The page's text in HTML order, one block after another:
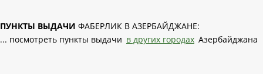
ПУНКТЫ ВЫДАЧИ ФАБЕРЛИК В АЗЕРБАЙДЖАНЕ:
... посмотреть пункты выдачи в других городах Азербайджана